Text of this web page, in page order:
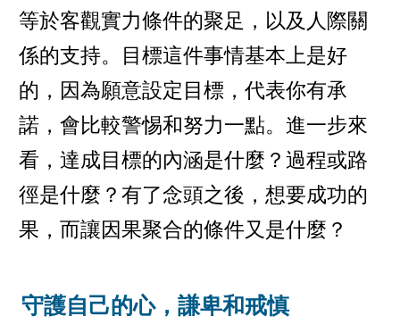
等於客觀實力條件的聚足，以及人際關
係的支持。目標這件事情基本上是好
的，因為願意設定目標，代表你有承
諾，會比較警惕和努力一點。進一步來
看，達成目標的內涵是什麼？過程或路
徑是什麼？有了念頭之後，想要成功的
果，而讓因果聚合的條件又是什麼？
守護自己的心，謙卑和戒慎